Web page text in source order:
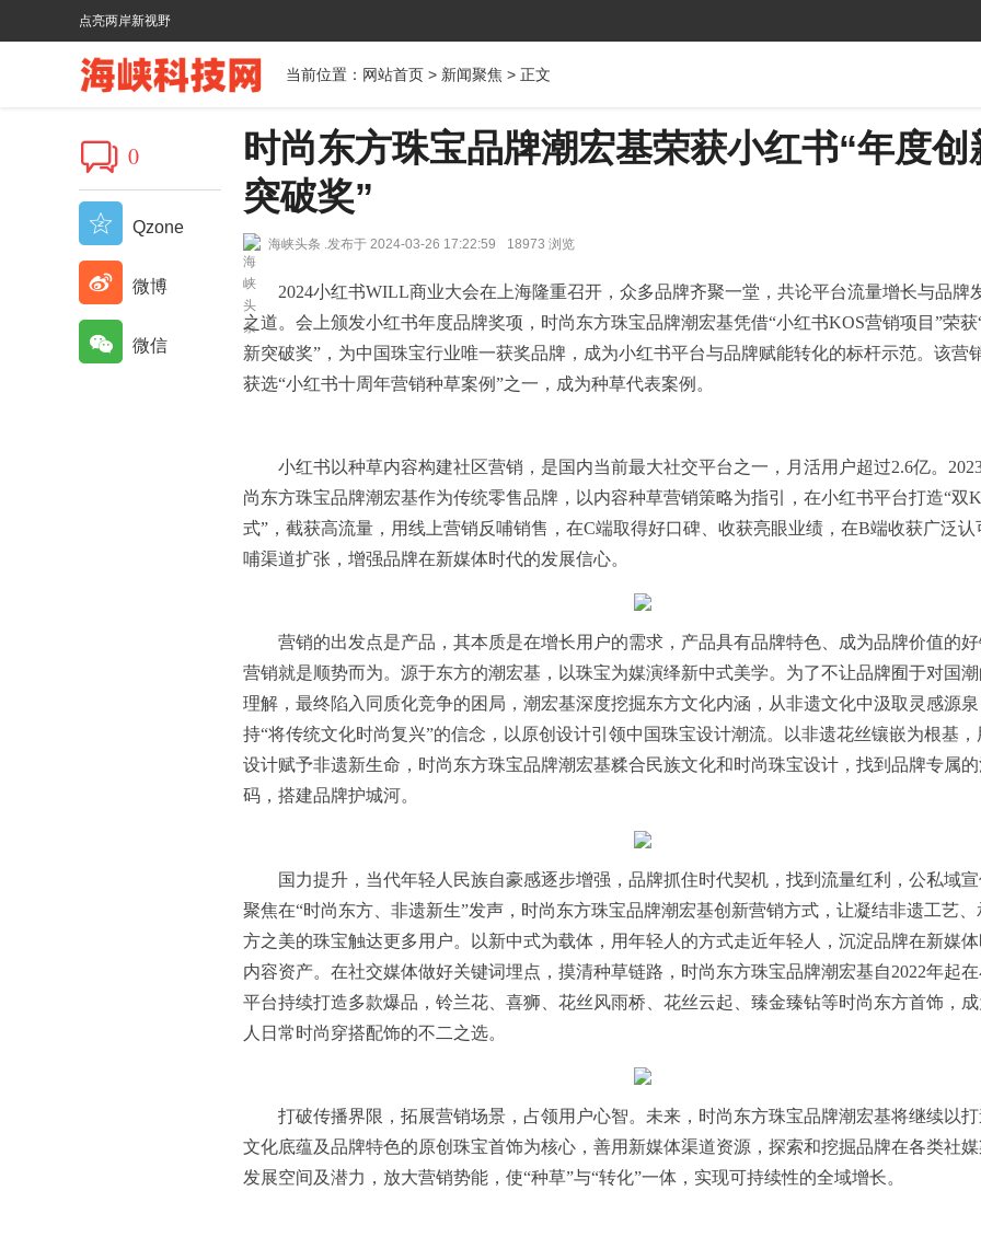
点亮两岸新视野
当前位置： 网站首页 > 新闻聚焦 > 正文
时尚东方珠宝品牌潮宏基荣获小红书“年度创
突破奖”
海峡头条 .发布于 2024-03-26 17:22:59 18973 浏览
2024小红书WILL商业大会在上海隆重召开，众多品牌齐聚一堂，共论平台流量增长与品牌
之道。会上颁发小红书年度品牌奖项，时尚东方珠宝品牌潮宏基凭借“小红书KOS营销项目”荣获
新突破奖”，为中国珠宝行业唯一获奖品牌，成为小红书平台与品牌赋能转化的标杆示范。该营
获选“小红书十周年营销种草案例”之一，成为种草代表案例。
小红书以种草内容构建社区营销，是国内当前最大社交平台之一，月活用户超过2.6亿。
尚东方珠宝品牌潮宏基作为传统零售品牌，以内容种草营销策略为指引，在小红书平台打造“双
式”，截获高流量，用线上营销反哺销售，在C端取得好口碑、收获亮眼业绩，在B端收获广泛认
哺渠道扩张，增强品牌在新媒体时代的发展信心。
营销的出发点是产品，其本质是在增长用户的需求，产品具有品牌特色、成为品牌价值的
营销就是顺势而为。源于东方的潮宏基，以珠宝为媒演绎新中式美学。为了不让品牌囿于对国
理解，最终陷入同质化竞争的困局，潮宏基深度挖掘东方文化内涵，从非遗文化中汲取灵感源
持“将传统文化时尚复兴”的信念，以原创设计引领中国珠宝设计潮流。以非遗花丝镶嵌为根基，
设计赋予非遗新生命，时尚东方珠宝品牌潮宏基糅合民族文化和时尚珠宝设计，找到品牌专属
码，搭建品牌护城河。
国力提升，当代年轻人民族自豪感逐步增强，品牌抓住时代契机，找到流量红利，公私域
聚焦在“时尚东方、非遗新生”发声，时尚东方珠宝品牌潮宏基创新营销方式，让凝结非遗工艺、
方之美的珠宝触达更多用户。以新中式为载体，用年轻人的方式走近年轻人，沉淀品牌在新媒
内容资产。在社交媒体做好关键词埋点，摸清种草链路，时尚东方珠宝品牌潮宏基自2022年起
平台持续打造多款爆品，铃兰花、喜狮、花丝风雨桥、花丝云起、臻金臻钻等时尚东方首饰，
人日常时尚穿搭配饰的不二之选。
打破传播界限，拓展营销场景，占领用户心智。未来，时尚东方珠宝品牌潮宏基将继续以
文化底蕴及品牌特色的原创珠宝首饰为核心，善用新媒体渠道资源，探索和挖掘品牌在各类社
发展空间及潜力，放大营销势能，使“种草”与“转化”一体，实现可持续性的全域增长。
0
Qzone
微博
微信